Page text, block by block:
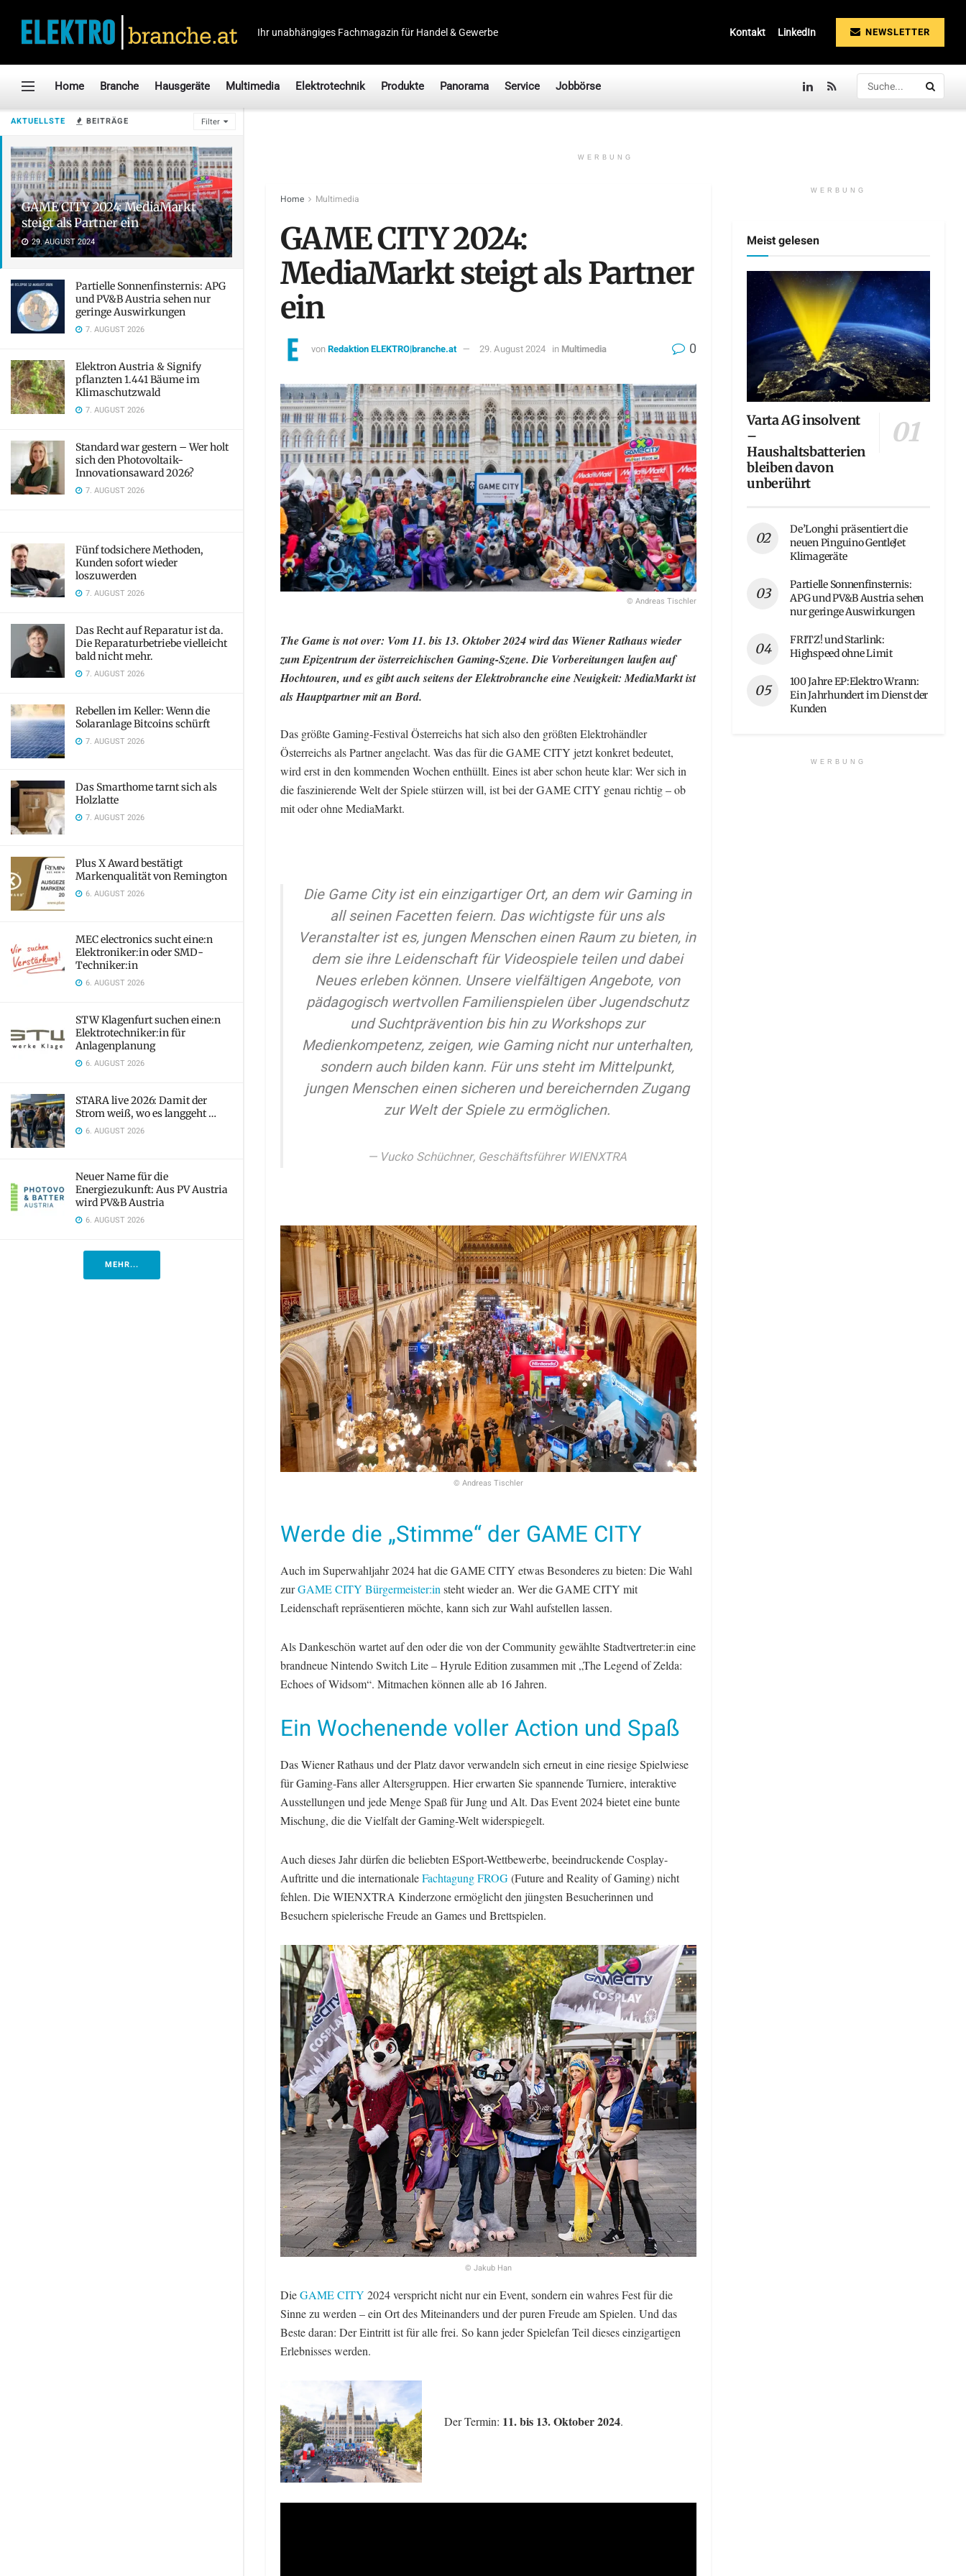
AKTUELLSTE BEITRÄGE Filter
GAME CITY 2024: MediaMarkt
steigt als Partner ein
29. AUGUST 2024
Partielle Sonnenfinsternis: APG
und PV&B Austria sehen nur
geringe Auswirkungen
7. AUGUST 2026
Elektron Austria & Signify
pflanzten 1.441 Bäume im
Klimaschutzwald
7. AUGUST 2026
Standard war gestern – Wer holt
sich den Photovoltaik-
Innovationsaward 2026?
7. AUGUST 2026
Fünf todsichere Methoden,
Kunden sofort wieder
loszuwerden
7. AUGUST 2026
Das Recht auf Reparatur ist da.
Die Reparaturbetriebe vielleicht
bald nicht mehr.
7. AUGUST 2026
Rebellen im Keller: Wenn die
Solaranlage Bitcoins schürft
7. AUGUST 2026
Das Smarthome tarnt sich als
Holzlatte
7. AUGUST 2026
Plus X Award bestätigt
Markenqualität von Remington
6. AUGUST 2026
MEC electronics sucht eine:n
Elektroniker:in oder SMD-
Techniker:in
6. AUGUST 2026
STW Klagenfurt suchen eine:n
Elektrotechniker:in für
Anlagenplanung
6. AUGUST 2026
STARA live 2026: Damit der
Strom weiß, wo es langgeht …
6. AUGUST 2026
Neuer Name für die
Energiezukunft: Aus PV Austria
wird PV&B Austria
6. AUGUST 2026
MEHR...
Ihr unabhängiges Fachmagazin für Handel & Gewerbe Kontakt LinkedIn NEWSLETTER
Home Branche Hausgeräte Multimedia Elektrotechnik Produkte Panorama Service Jobbörse
WERBUNG
Home Multimedia
GAME CITY 2024:
MediaMarkt steigt als Partner
ein
vonRedaktion ELEKTRO|branche.at 29. August 2024 in Multimedia 0
© Andreas Tischler
The Game is not over: Vom 11. bis 13. Oktober 2024 wird das Wiener Rathaus wieder
zum Epizentrum der österreichischen Gaming-Szene. Die Vorbereitungen laufen auf
Hochtouren, und es gibt auch seitens der Elektrobranche eine Neuigkeit: MediaMarkt ist
als Hauptpartner mit an Bord.
Das größte Gaming-Festival Österreichs hat sich also den größten Elektrohändler
Österreichs als Partner angelacht. Was das für die GAME CITY jetzt konkret bedeutet,
wird erst in den kommenden Wochen enthüllt. Eines ist aber schon heute klar: Wer sich in
die faszinierende Welt der Spiele stürzen will, ist bei der GAME CITY genau richtig – ob
mit oder ohne MediaMarkt.
Die Game City ist ein einzigartiger Ort, an dem wir Gaming in
all seinen Facetten feiern. Das wichtigste für uns als
Veranstalter ist es, jungen Menschen einen Raum zu bieten, in
dem sie ihre Leidenschaft für Videospiele teilen und dabei
Neues erleben können. Unsere vielfältigen Angebote, von
pädagogisch wertvollen Familienspielen über Jugendschutz
und Suchtprävention bis hin zu Workshops zur
Medienkompetenz, zeigen, wie Gaming nicht nur unterhalten,
sondern auch bilden kann. Für uns steht im Mittelpunkt,
jungen Menschen einen sicheren und bereichernden Zugang
zur Welt der Spiele zu ermöglichen.
Vucko Schüchner, Geschäftsführer WIENXTRA
© Andreas Tischler
Werde die „Stimme“ der GAME CITY
Auch im Superwahljahr 2024 hat die GAME CITY etwas Besonderes zu bieten: Die Wahl
zurGAME CITY Bürgermeister:in steht wieder an. Wer die GAME CITY mit
Leidenschaft repräsentieren möchte, kann sich zur Wahl aufstellen lassen.
Als Dankeschön wartet auf den oder die von der Community gewählte Stadtvertreter:in eine
brandneue Nintendo Switch Lite – Hyrule Edition zusammen mit „The Legend of Zelda:
Echoes of Widsom“. Mitmachen können alle ab 16 Jahren.
Ein Wochenende voller Action und Spaß
Das Wiener Rathaus und der Platz davor verwandeln sich erneut in eine riesige Spielwiese
für Gaming-Fans aller Altersgruppen. Hier erwarten Sie spannende Turniere, interaktive
Ausstellungen und jede Menge Spaß für Jung und Alt. Das Event 2024 bietet eine bunte
Mischung, die die Vielfalt der Gaming-Welt widerspiegelt.
Auch dieses Jahr dürfen die beliebten ESport-Wettbewerbe, beeindruckende Cosplay-
Auftritte und die internationaleFachtagung FROG(Future and Reality of Gaming) nicht
fehlen. Die WIENXTRA Kinderzone ermöglicht den jüngsten Besucherinnen und
Besuchern spielerische Freude an Games und Brettspielen.
© Jakub Han
DieGAME CITY 2024 verspricht nicht nur ein Event, sondern ein wahres Fest für die
Sinne zu werden – ein Ort des Miteinanders und der puren Freude am Spielen. Und das
Beste daran: Der Eintritt ist für alle frei. So kann jeder Spielefan Teil dieses einzigartigen
Erlebnisses werden.
Der Termin: 11. bis 13. Oktober 2024.
WERBUNG
Meist gelesen
Varta AG insolvent
–
Haushaltsbatterien
bleiben davon
unberührt
De’Longhi präsentiert die
neuen Pinguino GentleJet
Klimageräte
Partielle Sonnenfinsternis:
APG und PV&B Austria sehen
nur geringe Auswirkungen
FRITZ! und Starlink:
Highspeed ohne Limit
100 Jahre EP:Elektro Wrann:
Ein Jahrhundert im Dienst der
Kunden
WERBUNG